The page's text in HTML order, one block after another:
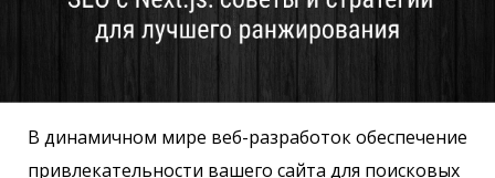
В динамичном мире веб-разработок обеспечение
привлекательности вашего сайта для поисковых